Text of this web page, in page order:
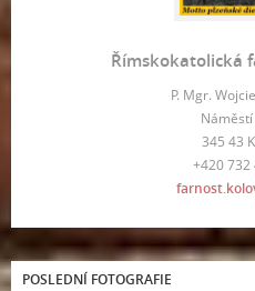
Římskokatolická
P. Mgr.
Náměstí
345 43
+420 732
POSLEDNÍ FOTOGRAFIE